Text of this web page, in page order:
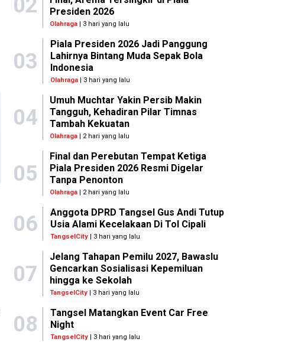
02
Presiden 2026
Olahraga | 3 hari yang lalu
03
Piala Presiden 2026 Jadi Panggung
Lahirnya Bintang Muda Sepak Bola
Indonesia
Olahraga| 3 hari yang lalu
04
Umuh Muchtar Yakin Persib Makin
Tangguh, Kehadiran Pilar Timnas
Tambah Kekuatan
Olahraga | 2 hari yang lalu
05
Final dan Perebutan Tempat Ketiga
Piala Presiden 2026 Resmi Digelar
Tanpa Penonton
Olahraga | 2 hari yang lalu
06
Anggota DPRD Tangsel Gus Andi Tutup
Usia Alami Kecelakaan Di Tol Cipali
TangselCity| 3 hari yang lalu
07
Jelang Tahapan Pemilu 2027, Bawaslu
Gencarkan Sosialisasi Kepemiluan
hingga ke Sekolah
TangselCity | 3 hari yang lalu
08
Tangsel Matangkan Event Car Free
Night
TangselCity| 3 hari yang lalu